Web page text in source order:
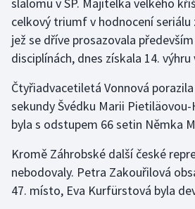
Lezení
Lyže a snowboard
Moderní pětiboj
Motorsport
Olympijské hry
Parasport
slalomu v SP. Majitelka velkého
celkový triumf v hodnocení seriálu
jež se dříve prosazovala
disciplínách, dnes získala 14. výhru
Čtyřiadvacetiletá Vonnová
sekundy Švédku Marii
byla s odstupem 66 setin Němka
Kromě Záhrobské další české
nebodovaly. Petra Zakouřilová
47. místo, Eva Kurfürstová byla